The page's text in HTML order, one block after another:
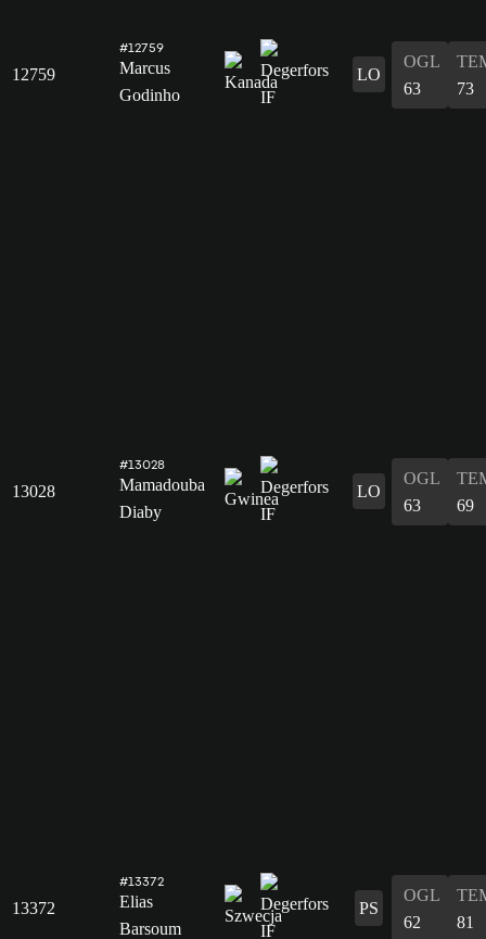
12759
#12759
Marcus
Godinho
LO
OGL
63
73
13028
#13028
Mamadouba
Diaby
LO
OGL
63
69
13372
#13372
Elias
Barsoum
PS
OGL
62
81